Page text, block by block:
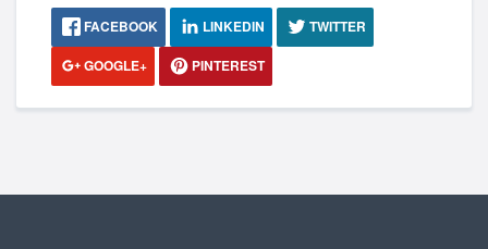
FACEBOOK LINKEDIN
TWITTER
GOOGLE+
PINTEREST